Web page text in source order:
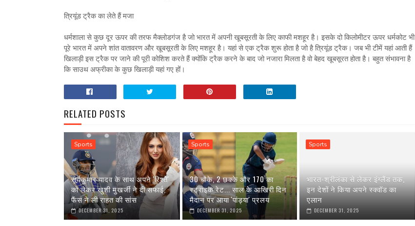
त्रियूंड ट्रैक का लेते हैं मजा
धर्मशाला से कुछ दूर ऊपर की तरफ मैक्लोडगंज है जो भारत में अपनी खूबसूरती के लिए काफी मशहूर है। इसके दो किलोमीटर ऊपर धर्मकोट भी
पूरे भारत में अपने शांत वातावरण और खूबसूरती के लिए मशहूर है। यहां से एक ट्रैक शुरू होता है जो है त्रियूंड ट्रैक। जब भी टीमें यहां आती हैं
खिलाड़ी इस ट्रैक पर जाने की पूरी कोशिश करते हैं क्योंकि ट्रैक करने के बाद जो नजारा मिलता है वो बेहद खूबसूरत होता है। बहुत संभावना है
कि साउथ अफ्रीका के कुछ खिलाड़ी यहां गए हों।
RELATED POSTS
Sports
सूर्यकुमार यादव के साथ अपने 'रिश्ते'
को लेकर खुशी मुखर्जी ने दी सफाई,
फैंस ने ली राहत की सांस
DECEMBER 31, 2025
Sports
30 चौके, 2 छक्के और 170 का
स्ट्राइक रेट... साल के आखिरी दिन
मैदान पर आया 'पांड्या' प्रलय
DECEMBER 31, 2025
Sports
भारत-श्रीलंका से लेकर इंग्‍लैंड तक,
इन देशों ने किया अपने स्‍क्वॉड का
एलान
DECEMBER 31, 2025